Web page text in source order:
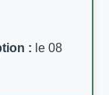
: le 08